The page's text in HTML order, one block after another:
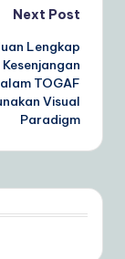
Next Post
Lengkap
TOGAF
Visual
Paradigm